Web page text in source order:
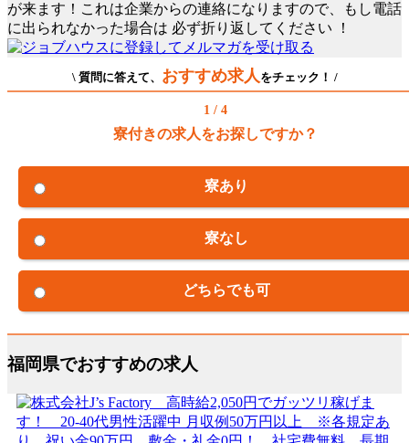
が来ます！これは企業からの連絡になりますので、もし電話
に出られなかった場合は 必ず折り返してください ！
\ 質問に答えて、 おすすめ求人をチェック！ /
1 / 4
寮付きの求人をお探しですか？
寮あり
寮なし
どちらでも可
福岡県でおすすめの求人